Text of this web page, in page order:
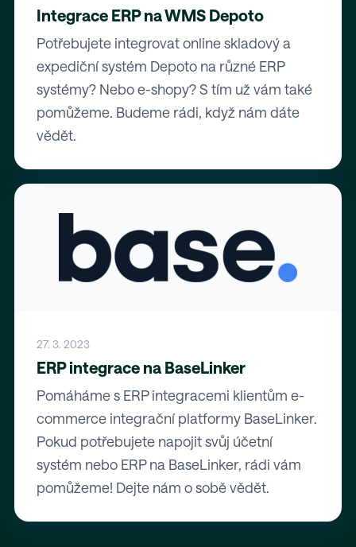
Integrace ERP na WMS Depoto
Potřebujete integrovat online skladový a
expediční systém Depoto na různé ERP
systémy? Nebo e-shopy? S tím už vám také
pomůžeme. Budeme rádi, když nám dáte
vědět.
27. 3. 2023
ERP integrace na BaseLinker
Pomáháme s ERP integracemi klientům e-
commerce integrační platformy BaseLinker.
Pokud potřebujete napojit svůj účetní
systém nebo ERP na BaseLinker, rádi vám
pomůžeme! Dejte nám o sobě vědět.